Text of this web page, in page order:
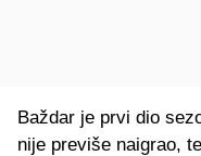
Baždar je prvi dio
nije previše naigrao,